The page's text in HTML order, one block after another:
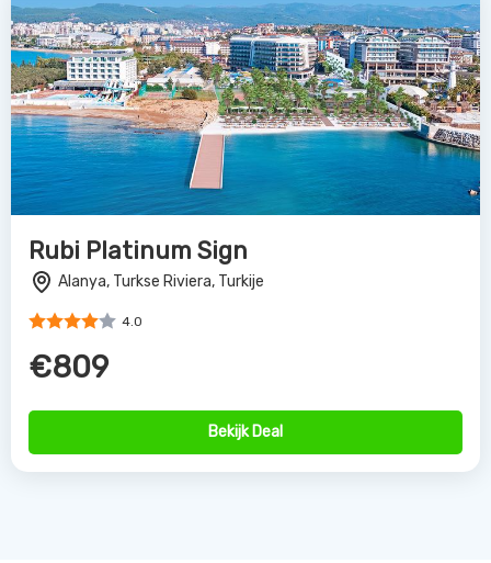
Rubi Platinum Sign
Alanya, Turkse Riviera, Turkije
4.0
€809
Bekijk Deal